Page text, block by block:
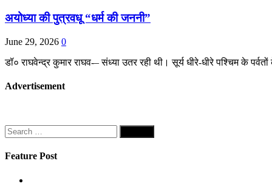
अयोध्या की पुत्रवधू “धर्म की जननी”
June 29, 2026 0
डॉ० राघवेन्द्र कुमार राघव-– संध्या उतर रही थी। सूर्य धीरे-धीरे पश्चिम के
Advertisement
Search
for:
Feature Post